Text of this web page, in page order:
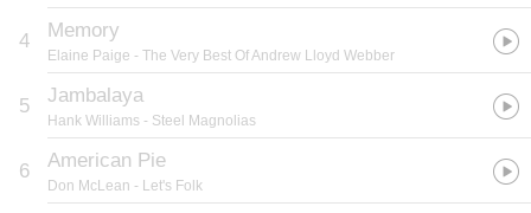
4 Memory
Elaine Paige - The Very Best Of Andrew Lloyd Webber
5 Jambalaya
Hank Williams - Steel Magnolias
6 American Pie
Don McLean - Let's Folk